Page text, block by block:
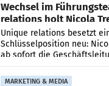
Wechsel im
relations holt Nicola
Geschäftsleitung
Unique relations besetzt
Schlüsselposition neu:
ab sofort die
PR-Agentur an der Seite
Anna Kalina-Mahr.
MARKETING & MEDIA